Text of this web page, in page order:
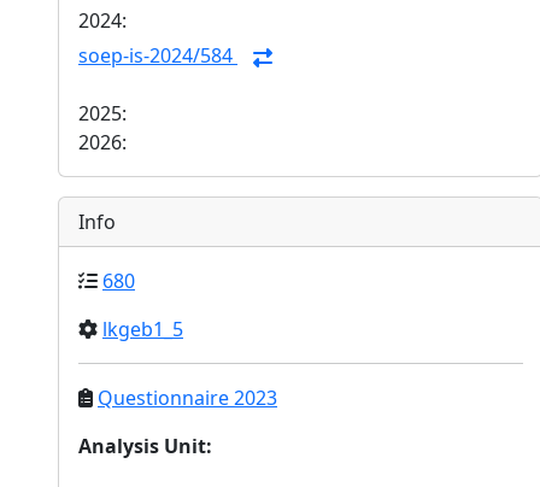
2024:
soep-is-2024/584
2025:
2026:
Info
680
lkgeb1_5
Questionnaire 2023
Analysis Unit: